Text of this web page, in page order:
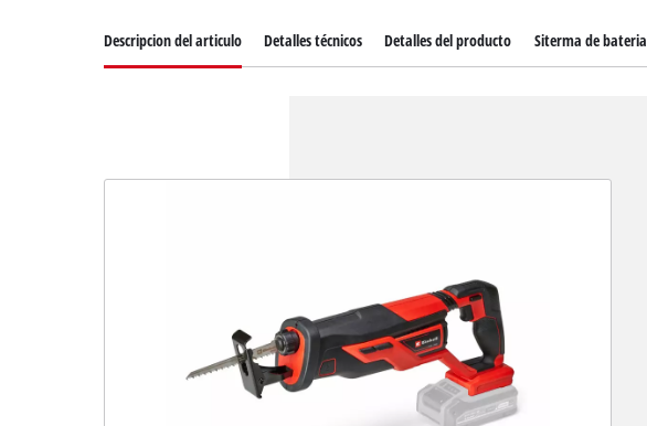
Descripcion del articulo Detalles técnicos Detalles del producto Siterma de bateria